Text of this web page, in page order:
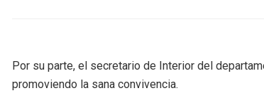
Por su parte, el secretario de Interior del
promoviendo la sana convivencia.